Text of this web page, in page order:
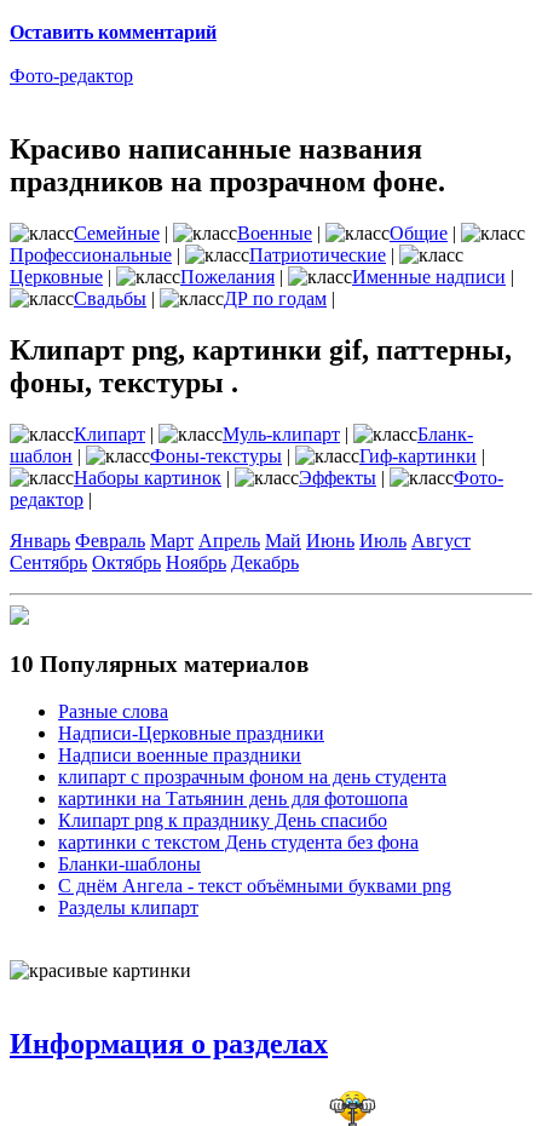
Оставить комментарий
Фото-редактор
Красиво написанные названия
праздников на прозрачном фоне.
Семейные | Военные | Общие |
Профессиональные | Патриотические |
Церковные | Пожелания | Именные надписи |
Свадьбы | ДР по годам |
Клипарт png, картинки gif, паттерны,
фоны, текстуры .
Клипарт | Муль-клипарт |
Бланк-
шаблон | Фоны-текстуры | Гиф-картинки |
Наборы картинок | Эффекты |
Фото-
редактор |
Январь Февраль Март Апрель Май Июнь Июль Август
Сентябрь Октябрь Ноябрь Декабрь
10 Популярных материалов
Разные слова
Надписи-Церковные праздники
Надписи военные праздники
клипарт с прозрачным фоном на день студента
картинки на Татьянин день для фотошопа
Клипарт png к празднику День спасибо
картинки с текстом День студента без фона
Бланки-шаблоны
С днём Ангела - текст объёмными буквами png
Разделы клипарт
Информация о разделах